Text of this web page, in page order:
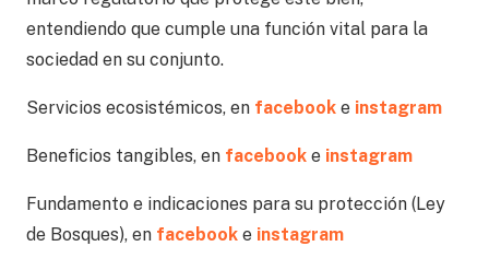
entendiendo que cumple una función vital para la
sociedad en su conjunto.
Servicios ecosistémicos, en facebook e instagram
Beneficios tangibles, en facebook e instagram
Fundamento e indicaciones para su protección (Ley
de Bosques), en facebook e instagram